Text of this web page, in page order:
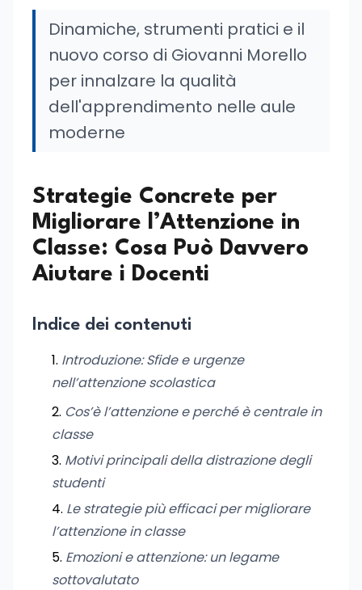
Dinamiche, strumenti pratici e il
nuovo corso di Giovanni Morello
per innalzare la qualità
dell'apprendimento nelle aule
moderne
Strategie Concrete per
Migliorare l’Attenzione in
Classe: Cosa Può Davvero
Aiutare i Docenti
Indice dei contenuti
Introduzione: Sfide e urgenze
nell’attenzione scolastica
Cos’è l’attenzione e perché è centrale in
classe
Motivi principali della distrazione degli
studenti
Le strategie più efficaci per migliorare
l’attenzione in classe
Emozioni e attenzione: un legame
sottovalutato